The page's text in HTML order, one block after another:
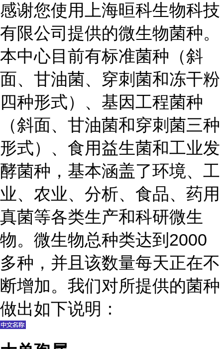
感谢您使用上海晅科生物科技
有限公司提供的微生物菌种。
本中心目前有标准菌种（斜
面、甘油菌、穿刺菌和冻干粉
四种形式）、基因工程菌种
（斜面、甘油菌和穿刺菌三种
形式）、食用益生菌和工业发
酵菌种，基本涵盖了环境、工
业、农业、分析、食品、药用
真菌等各类生产和科研微生
物。微生物总种类达到2000
多种，并且该数量每天正在不
断增加。我们对所提供的菌种
做出如下说明：